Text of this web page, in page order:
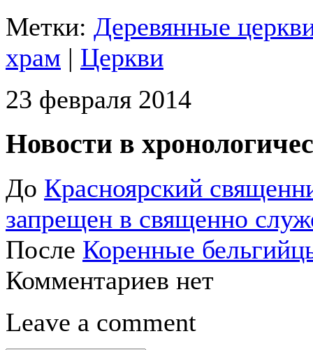
Метки: Деревянные
храм | Церкви
23 февраля 2014
Новости в
До Красноярский
запрещен в священно
После Коренные
Комментариев нет
Leave a comment